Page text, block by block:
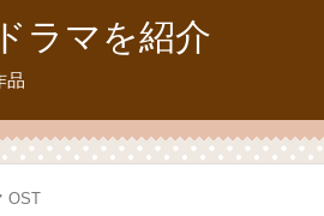
ラマを紹介
品
OST